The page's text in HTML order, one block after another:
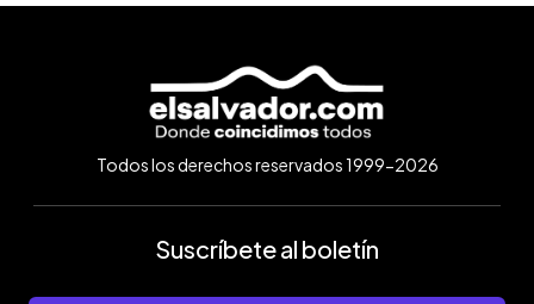
Todos los derechos reservados 1999-2026
Suscríbete al boletín